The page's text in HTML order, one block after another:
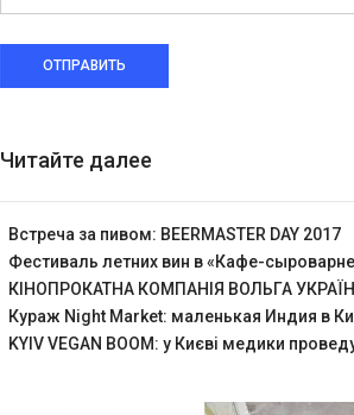
ОТПРАВИТЬ
Читайте далее
Встреча за пивом: BEERMASTER DAY 2017
Фестиваль летних вин в «Кафе-
КІНОПРОКАТНА КОМПАНІЯ ВОЛЬГА
Кураж Night Market: маленькая Индия в
KYIV VEGAN BOOM: у Києві медики